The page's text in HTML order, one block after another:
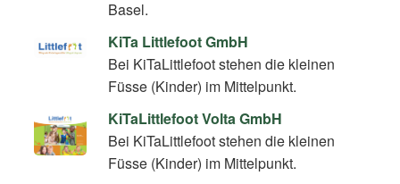
Basel.
KiTa Littlefoot GmbH
Bei KiTaLittlefoot stehen die kleinen
Füsse (Kinder) im Mittelpunkt.
KiTaLittlefoot Volta GmbH
Bei KiTaLittlefoot stehen die kleinen
Füsse (Kinder) im Mittelpunkt.